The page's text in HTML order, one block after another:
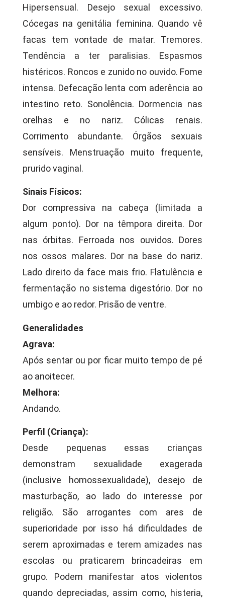
Hipersensual. Desejo sexual excessivo.
Cócegas na genitália feminina. Quando vê
facas tem vontade de matar. Tremores.
Tendência a ter paralisias. Espasmos
histéricos. Roncos e zunido no ouvido. Fome
intensa. Defecação lenta com aderência ao
intestino reto. Sonolência. Dormencia nas
orelhas e no nariz. Cólicas renais.
Corrimento abundante. Órgãos sexuais
sensíveis. Menstruação muito frequente,
prurido vaginal.
Sinais Físicos:
Dor compressiva na cabeça (limitada a
algum ponto). Dor na têmpora direita. Dor
nas órbitas. Ferroada nos ouvidos. Dores
nos ossos malares. Dor na base do nariz.
Lado direito da face mais frio. Flatulência e
fermentação no sistema digestório. Dor no
umbigo e ao redor. Prisão de ventre.
Generalidades
Agrava:
Após sentar ou por ficar muito tempo de pé
ao anoitecer.
Melhora:
Andando.
Perfil (Criança):
Desde pequenas essas crianças
demonstram sexualidade exagerada
(inclusive homossexualidade), desejo de
masturbação, ao lado do interesse por
religião. São arrogantes com ares de
superioridade por isso há dificuldades de
serem aproximadas e terem amizades nas
escolas ou praticarem brincadeiras em
grupo. Podem manifestar atos violentos
quando depreciadas, assim como, histeria,